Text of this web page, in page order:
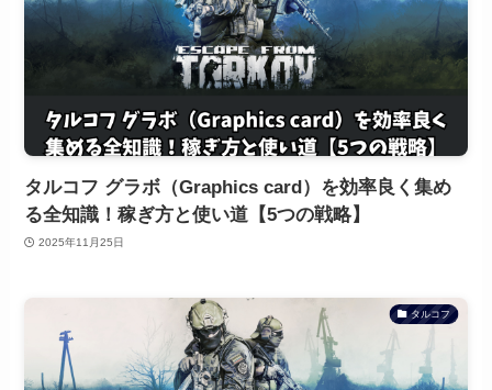
タルコフ グラボ（Graphics card）を効率良く集め
る全知識！稼ぎ方と使い道【5つの戦略】
2025年11月25日
タルコフ